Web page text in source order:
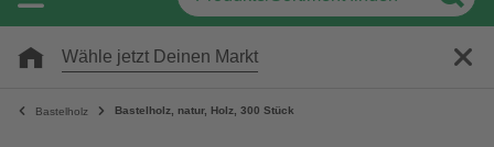
Wähle jetzt Deinen Markt
Bastelholz Bastelholz, natur, Holz, 300 Stück